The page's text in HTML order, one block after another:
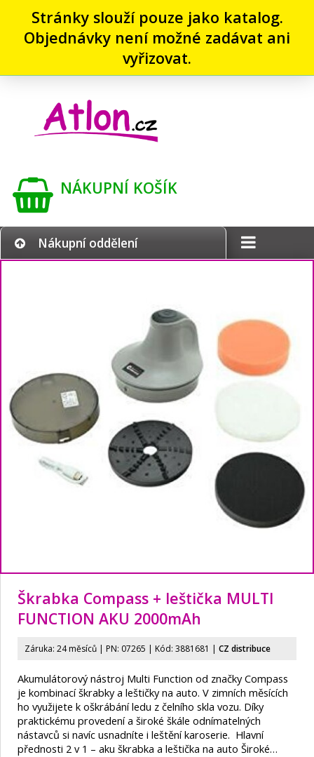
Stránky slouží pouze jako katalog.
Objednávky není možné zadávat ani
vyřizovat.
NÁKUPNÍ KOŠÍK
Nákupní oddělení
Škrabka Compass + leštička MULTI
FUNCTION AKU 2000mAh
Záruka: 24 měsíců | PN: 07265 | Kód: 3881681 | CZ distribuce
Akumulátorový nástroj Multi Function od značky Compass
je kombinací škrabky a leštičky na auto. V zimních měsících
ho využijete k oškrábání ledu z čelního skla vozu. Díky
praktickému provedení a široké škále odnímatelných
nástavců si navíc usnadníte i leštění karoserie. Hlavní
přednosti 2 v 1 – aku škrabka a leštička na auto Široké…